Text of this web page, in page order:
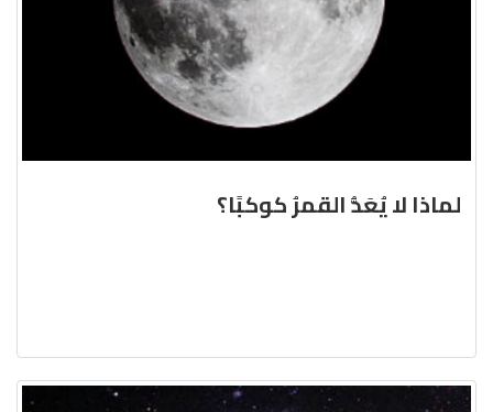
لماذا لا يُعَدُّ القمرُ كوكبًا؟